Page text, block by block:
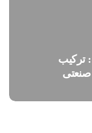
بررسی تخصصی ورق فولادی 17MN4: ترکیب
صنعتی